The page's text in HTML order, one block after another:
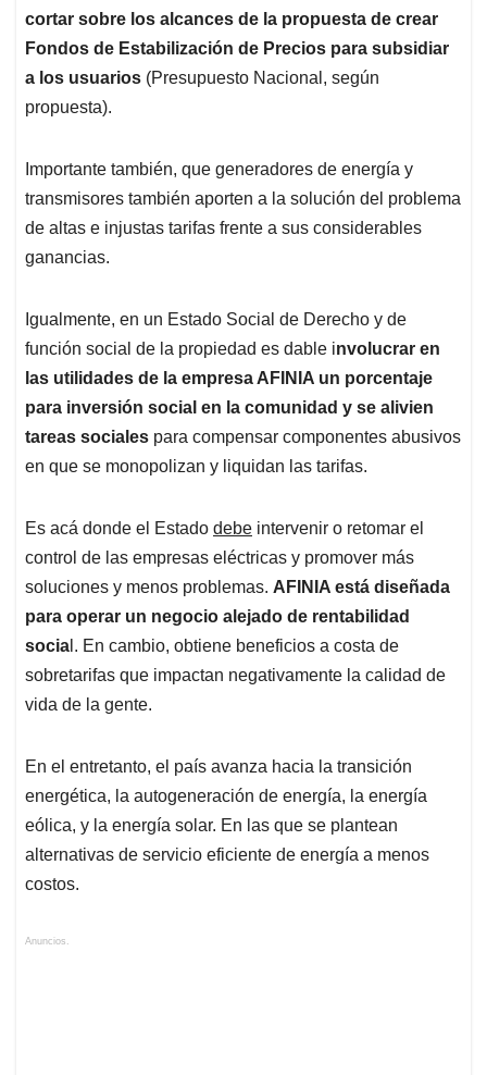
cortar sobre los alcances de la propuesta de crear
Fondos de Estabilización de Precios para subsidiar
a los usuarios (Presupuesto Nacional, según
propuesta).
Importante también, que generadores de energía y
transmisores también aporten a la solución del problema
de altas e injustas tarifas frente a sus considerables
ganancias.
Igualmente, en un Estado Social de Derecho y de
función social de la propiedad es dable involucrar en
las utilidades de la empresa AFINIA un porcentaje
para inversión social en la comunidad y se alivien
tareas sociales para compensar componentes abusivos
en que se monopolizan y liquidan las tarifas.
Es acá donde el Estado debe intervenir o retomar el
control de las empresas eléctricas y promover más
soluciones y menos problemas. AFINIA está diseñada
para operar un negocio alejado de rentabilidad
socia l. En cambio, obtiene beneficios a costa de
sobretarifas que impactan negativamente la calidad de
vida de la gente.
En el entretanto, el país avanza hacia la transición
energética, la autogeneración de energía, la energía
eólica, y la energía solar. En las que se plantean
alternativas de servicio eficiente de energía a menos
costos.
Anuncios.